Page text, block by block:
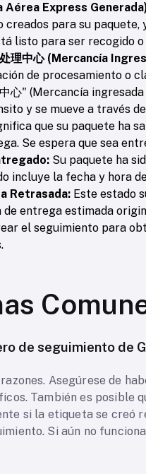
Aérea Express
creados para su
listo para ser recogido
理中心 (Mercancía
de procesamiento o
心" (Mercancía
y se mueve a través
que su paquete ha
Se espera que sea
Su paquete ha
incluye la fecha y hora
Retrasada: Este estado
entrega estimada
el seguimiento para
de seguimiento de
Asegúrese de
También es posible
si la etiqueta se creó
Si aún no